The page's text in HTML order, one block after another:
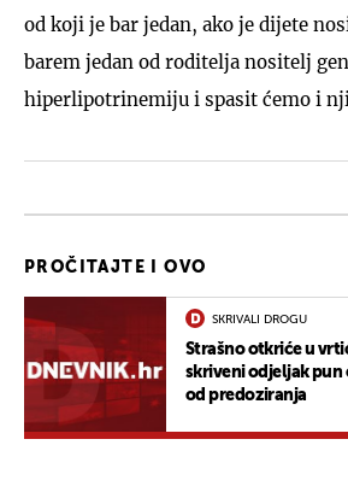
od koji je bar jedan, ako je dijete
barem jedan od roditelja nositelj
hiperlipotrinemiju i spasit ćemo i
PROČITAJTE I OVO
SKRIVALI DROGU
Strašno otkriće u
skriveni odjeljak
od predoziranja